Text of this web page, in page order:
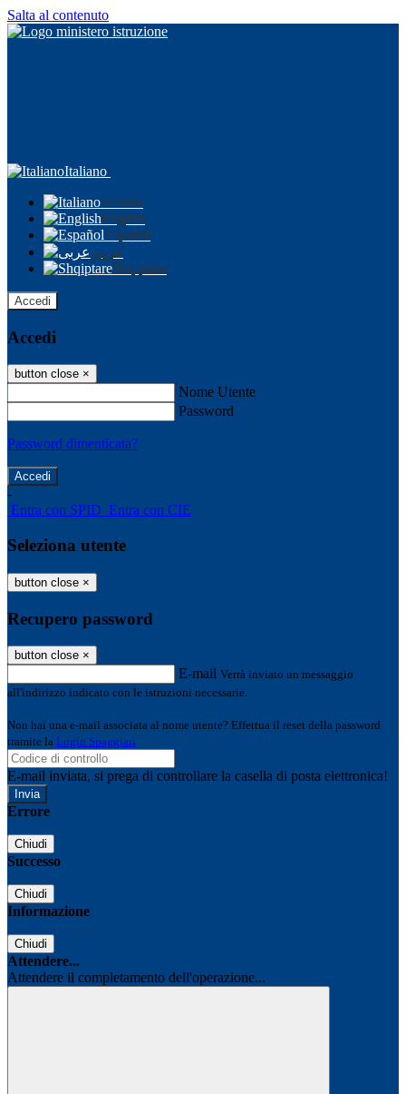
Salta al contenuto
Italiano
Italiano
English
Español
عربى
Shqiptare
Accedi
Accedi
button close ×
Nome Utente
Password
Password dimenticata?
-
Entra con SPID Entra con CIE
Seleziona utente
button close ×
Recupero password
button close ×
E-mail Verrà inviato un messaggio
all'indirizzo indicato con le istruzioni necessarie.
Non hai una e-mail associata al nome utente? Effettua il reset della password
tramite la Login Spaggiari
E-mail inviata, si prega di controllare la casella di posta elettronica!
Errore
Chiudi
Successo
Chiudi
Informazione
Chiudi
Attendere...
Attendere il completamento dell'operazione...